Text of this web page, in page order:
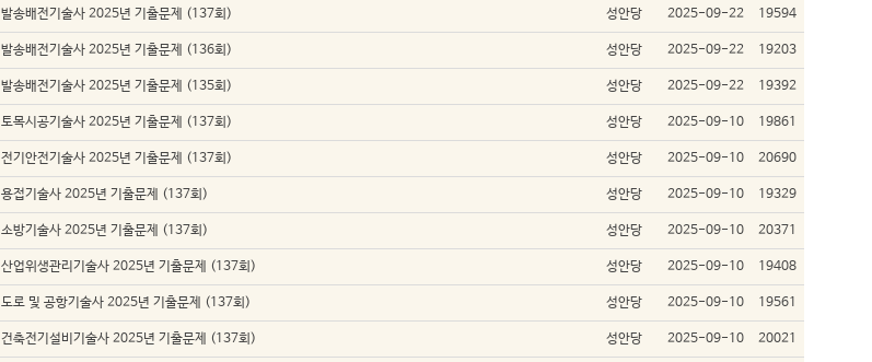
발송배전기술사 2025년 기출문제 (137회) 성안당 2025-09-22 19594
발송배전기술사 2025년 기출문제 (136회) 성안당 2025-09-22 19203
발송배전기술사 2025년 기출문제 (135회) 성안당 2025-09-22 19392
토목시공기술사 2025년 기출문제 (137회) 성안당 2025-09-10 19861
전기안전기술사 2025년 기출문제 (137회) 성안당 2025-09-10 20690
용접기술사 2025년 기출문제 (137회) 성안당 2025-09-10 19329
소방기술사 2025년 기출문제 (137회) 성안당 2025-09-10 20371
산업위생관리기술사 2025년 기출문제 (137회) 성안당 2025-09-10 19408
도로 및 공항기술사 2025년 기출문제 (137회) 성안당 2025-09-10 19561
건축전기설비기술사 2025년 기출문제 (137회) 성안당 2025-09-10 20021